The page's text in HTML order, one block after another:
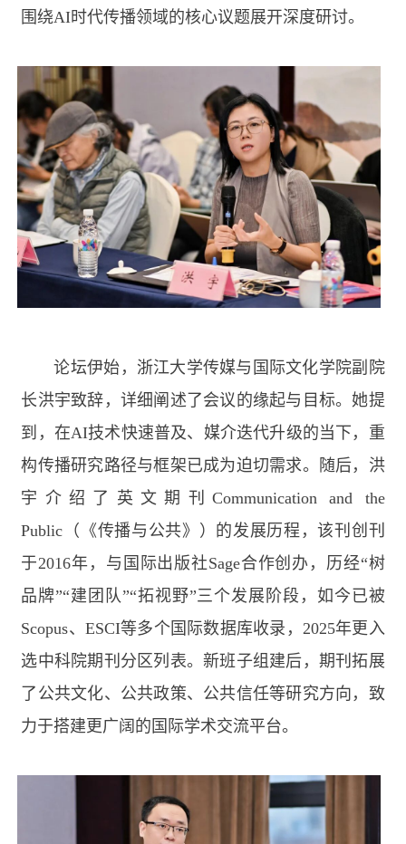
围绕AI时代传播领域的核心议题展开深度研讨。
论坛伊始，浙江大学传媒与国际文化学院副院
长洪宇致辞，详细阐述了会议的缘起与目标。她提
到，在AI技术快速普及、媒介迭代升级的当下，重
构传播研究路径与框架已成为迫切需求。随后，洪
宇介绍了英文期刊 Communication and the
Public （《传播与公共》）的发展历程，该刊创刊
于2016年，与国际出版社Sage合作创办，历经“树
品牌”“建团队”“拓视野”三个发展阶段，如今已被
Scopus、 ESCI等多个国际数据库收录， 2025年更入
选中科院期刊分区列表。新班子组建后，期刊拓展
了公共文化、公共政策、公共信任等研究方向，致
力于搭建更广阔的国际学术交流平台。